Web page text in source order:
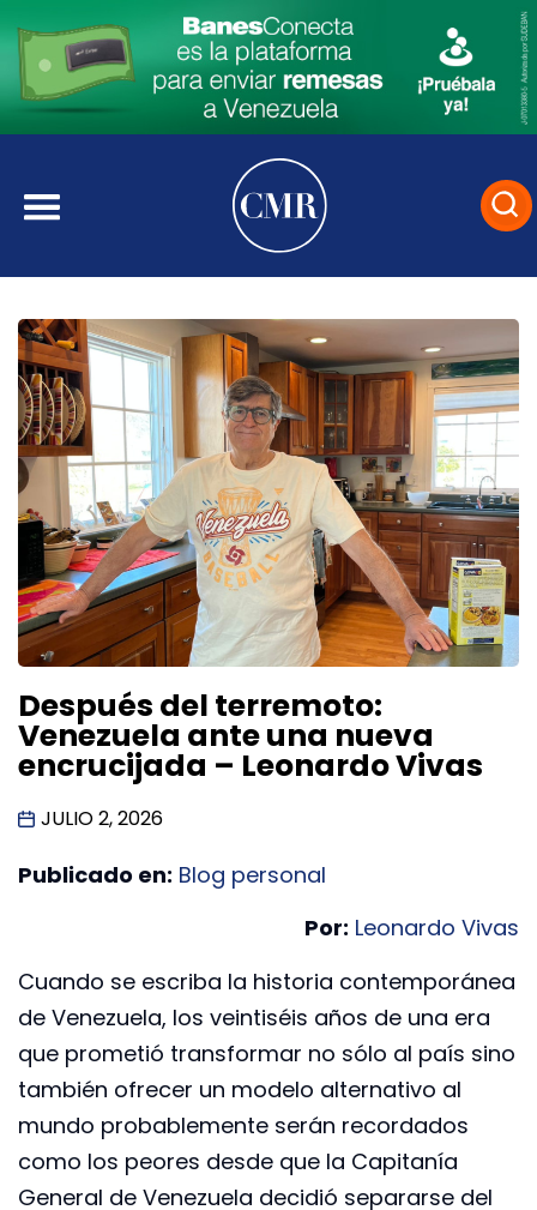
Después del terremoto:
Venezuela ante una nueva
encrucijada – Leonardo Vivas
JULIO 2, 2026
Publicado en: Blog personal
Por: Leonardo Vivas
Cuando se escriba la historia contemporánea
de Venezuela, los veintiséis años de una era
que prometió transformar no sólo al país sino
también ofrecer un modelo alternativo al
mundo probablemente serán recordados
como los peores desde que la Capitanía
General de Venezuela decidió separarse del